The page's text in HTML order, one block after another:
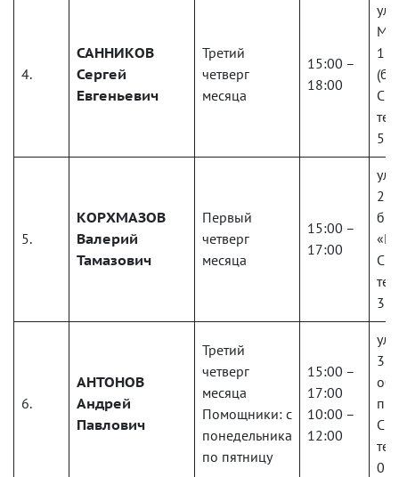
4.
САННИКОВ
Сергей
Евгеньевич
Третий
четверг
месяца
15:00 –
18:00
ул.
58
5.
КОРХМАЗОВ
Валерий
Тамазович
Первый
четверг
месяца
15:00 –
17:00
ул.
2
6.
АНТОНОВ
Андрей
Павлович
Третий
четверг
месяца
Помощники: с
понедельника
по пятницу
15:00 –
17:00
10:00 –
12:00
ул.
02